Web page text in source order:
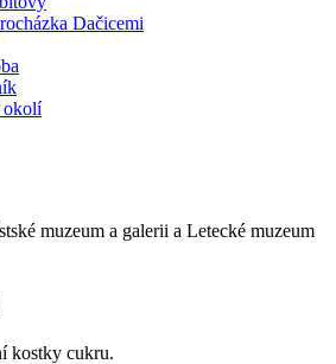
Dačicemi
okolí
muzeum a galerii a Letecké muzeum
kostky cukru.